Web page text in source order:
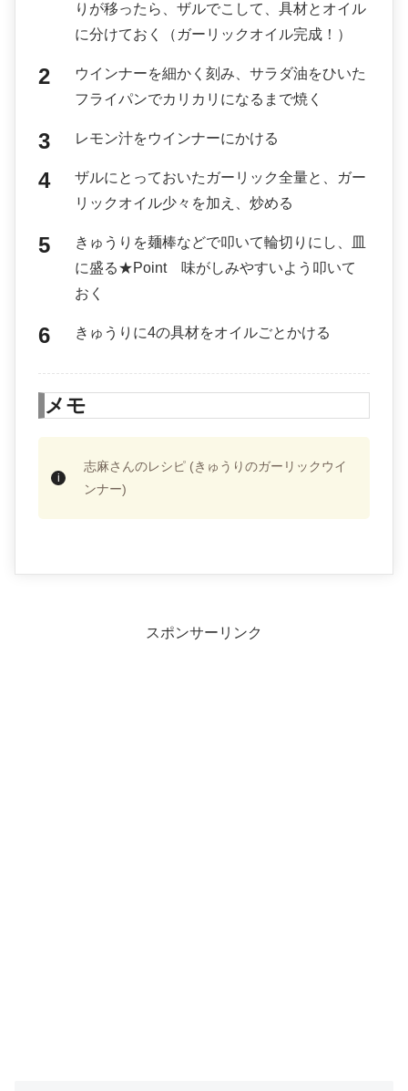
りが移ったら、ザルでこして、具材とオイル
に分けておく（ガーリックオイル完成！）
ウインナーを細かく刻み、サラダ油をひいた
フライパンでカリカリになるまで焼く
レモン汁をウインナーにかける
ザルにとっておいたガーリック全量と、ガー
リックオイル少々を加え、炒める
きゅうりを麺棒などで叩いて輪切りにし、皿
に盛る★Point 味がしみやすいよう叩いて
おく
きゅうりに4の具材をオイルごとかける
メモ
志麻さんのレシピ (きゅうりのガーリックウイ
ンナー)
スポンサーリンク